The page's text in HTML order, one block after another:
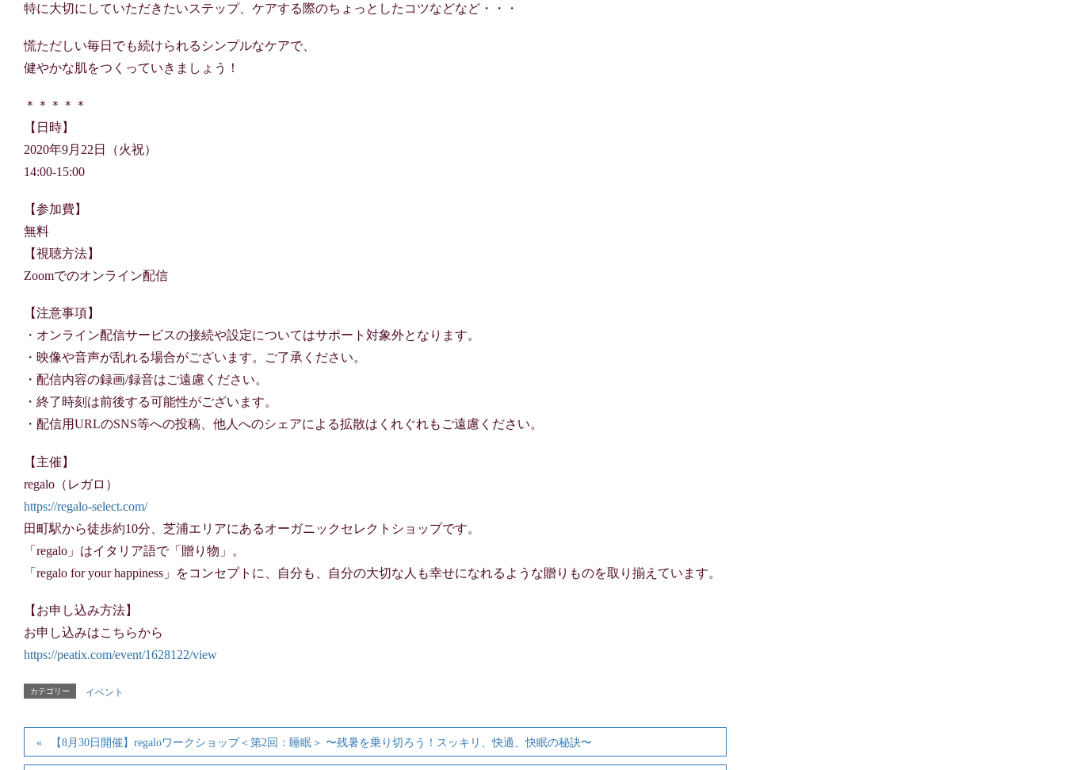
特に大切にしていただきたいステップ、ケアする際のちょっとしたコツなどなど・・・
慌ただしい毎日でも続けられるシンプルなケアで、
健やかな肌をつくっていきましょう！
＊＊＊＊＊
【日時】
2020年9月22日（火祝）
14:00-15:00
【参加費】
無料
【視聴方法】
Zoomでのオンライン配信
【注意事項】
・オンライン配信サービスの接続や設定についてはサポート対象外となります。
・映像や音声が乱れる場合がございます。ご了承ください。
・配信内容の録画/録音はご遠慮ください。
・終了時刻は前後する可能性がございます。
・配信用URLのSNS等への投稿、他人へのシェアによる拡散はくれぐれもご遠慮ください。
【主催】
regalo（レガロ）
https://regalo-select.com/
田町駅から徒歩約10分、芝浦エリアにあるオーガニックセレクトショップです。
「regalo」はイタリア語で「贈り物」。
「regalo for your happiness」をコンセプトに、自分も、自分の大切な人も幸せになれるような贈りものを取り揃えています。
【お申し込み方法】
お申し込みはこちらから
https://peatix.com/event/1628122/view
カテゴリー イベント
【8月30日開催】regaloワークショップ＜第2回：睡眠＞ 〜残暑を乗り切ろう！スッキリ、快適、快眠の秘訣〜